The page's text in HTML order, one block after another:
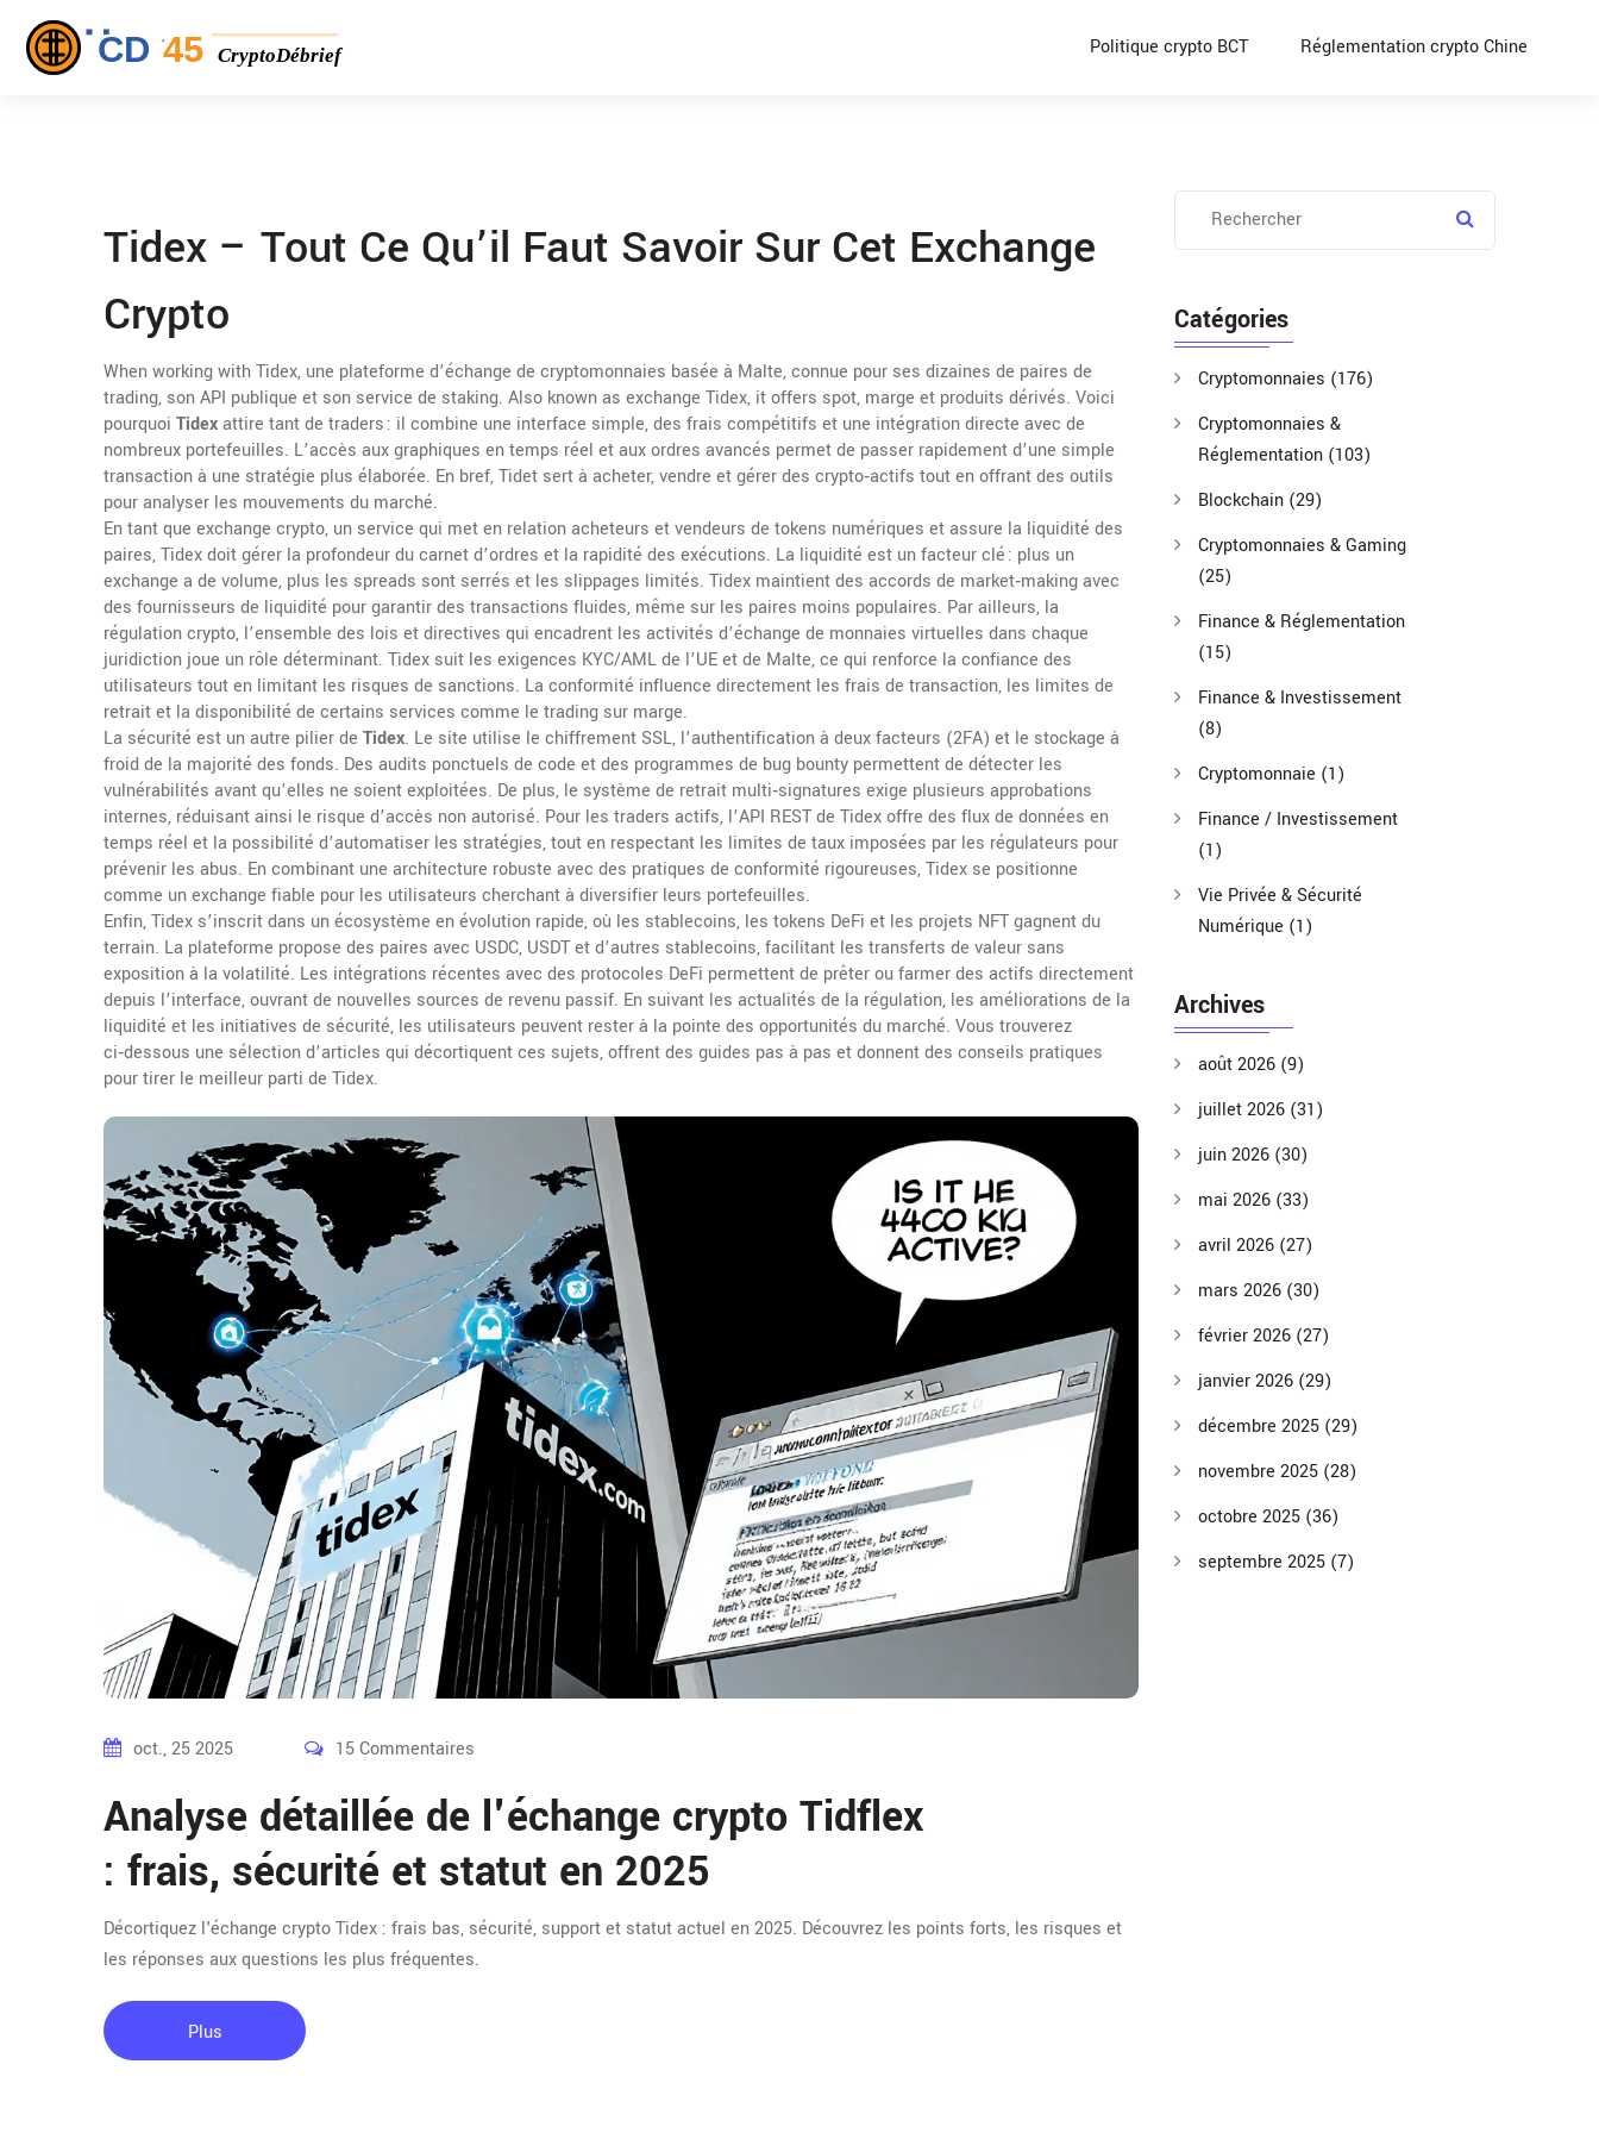
Politique crypto BCT Réglementation crypto Chine
Tidex – Tout Ce Qu’il Faut Savoir Sur Cet Exchange
Crypto
When working withTidex, une plateforme d’échange de cryptomonnaies basée à Malte, connue pour ses dizaines de paires de
trading, son API publique et son service de staking. Also known as exchange Tidex, it offers spot, marge et produits dérivés. Voici
pourquoi Tidexattire tant de traders : il combine une interface simple, des frais compétitifs et une intégration directe avec de
nombreux portefeuilles. L’accès aux graphiques en temps réel et aux ordres avancés permet de passer rapidement d’une simple
transaction à une stratégie plus élaborée. En bref, Tidet sert à acheter, vendre et gérer des crypto‑actifs tout en offrant des outils
pour analyser les mouvements du marché.
En tant que exchange crypto, un service qui met en relation acheteurs et vendeurs de tokens numériques et assure la liquidité des
paires, Tidex doit gérer la profondeur du carnet d’ordres et la rapidité des exécutions. La liquidité est un facteur clé : plus un
exchange a de volume, plus les spreads sont serrés et les slippages limités. Tidex maintient des accords de market‑making avec
des fournisseurs de liquidité pour garantir des transactions fluides, même sur les paires moins populaires. Par ailleurs, la
régulation crypto, l’ensemble des lois et directives qui encadrent les activités d’échange de monnaies virtuelles dans chaque
juridiction joue un rôle déterminant. Tidex suit les exigences KYC/AML de l’UE et de Malte, ce qui renforce la confiance des
utilisateurs tout en limitant les risques de sanctions. La conformité influence directement les frais de transaction, les limites de
retrait et la disponibilité de certains services comme le trading sur marge.
La sécurité est un autre pilier de Tidex. Le site utilise le chiffrement SSL, l’authentification à deux facteurs (2FA) et le stockage à
froid de la majorité des fonds. Des audits ponctuels de code et des programmes de bug bounty permettent de détecter les
vulnérabilités avant qu’elles ne soient exploitées. De plus, le système de retrait multi‑signatures exige plusieurs approbations
internes, réduisant ainsi le risque d’accès non autorisé. Pour les traders actifs, l’API REST de Tidex offre des flux de données en
temps réel et la possibilité d’automatiser les stratégies, tout en respectant les limites de taux imposées par les régulateurs pour
prévenir les abus. En combinant une architecture robuste avec des pratiques de conformité rigoureuses, Tidex se positionne
comme un exchange fiable pour les utilisateurs cherchant à diversifier leurs portefeuilles.
Enfin, Tidex s’inscrit dans un écosystème en évolution rapide, où les stablecoins, les tokens DeFi et les projets NFT gagnent du
terrain. La plateforme propose des paires avec USDC, USDT et d’autres stablecoins, facilitant les transferts de valeur sans
exposition à la volatilité. Les intégrations récentes avec des protocoles DeFi permettent de prêter ou farmer des actifs directement
depuis l’interface, ouvrant de nouvelles sources de revenu passif. En suivant les actualités de la régulation, les améliorations de la
liquidité et les initiatives de sécurité, les utilisateurs peuvent rester à la pointe des opportunités du marché. Vous trouverez
ci‑dessous une sélection d’articles qui décortiquent ces sujets, offrent des guides pas à pas et donnent des conseils pratiques
pour tirer le meilleur parti de Tidex.
oct., 25 2025 15 Commentaires
Analyse détaillée de l'échange crypto Tidflex
: frais, sécurité et statut en 2025
Décortiquez l'échange crypto Tidex : frais bas, sécurité, support et statut actuel en 2025. Découvrez les points forts, les risques et
les réponses aux questions les plus fréquentes.
Plus
Catégories
Cryptomonnaies (176)
Cryptomonnaies &
Réglementation (103)
Blockchain (29)
Cryptomonnaies & Gaming
(25)
Finance & Réglementation
(15)
Finance & Investissement
(8)
Cryptomonnaie (1)
Finance / Investissement
(1)
Vie Privée & Sécurité
Numérique (1)
Archives
août 2026 (9)
juillet 2026 (31)
juin 2026 (30)
mai 2026 (33)
avril 2026 (27)
mars 2026 (30)
février 2026 (27)
janvier 2026 (29)
décembre 2025 (29)
novembre 2025 (28)
octobre 2025 (36)
septembre 2025 (7)